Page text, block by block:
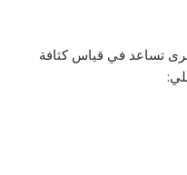
تساعد في قياس كثافة